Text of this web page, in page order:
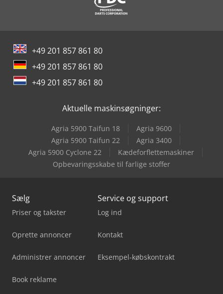
+49 201 857 861 80
+49 201 857 861 80
+49 201 857 861 80
Aktuelle maskinsøgninger:
Agria 5900 Taifun 18
Agria 9600
Agria 5900 Taifun 22
Agria 3400
Agria 5900 Cyclone 22
Kædeforflettemaskiner
Opbevaringsskabe til farlige stoffer
Sælg
Priser og takster
Oprette annoncer
Administrer annoncer
Book reklame
Service og support
Log ind
Kontakt
Eksempel-købskontrakt